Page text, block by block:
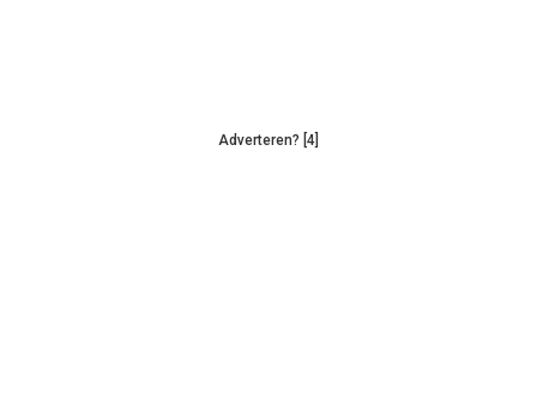
Adverteren? [4]